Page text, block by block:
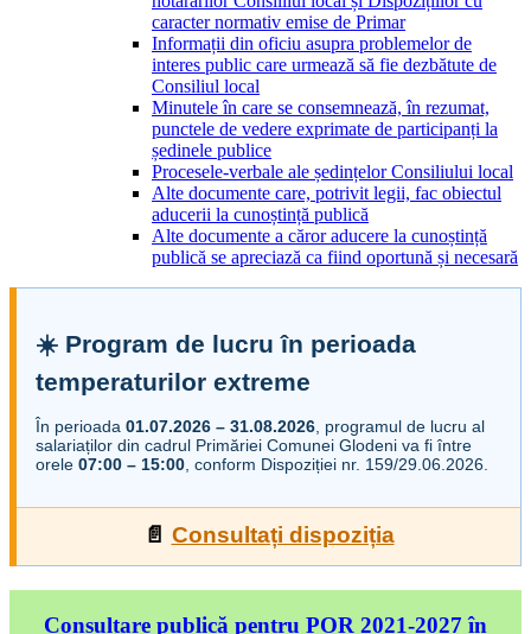
caracter normativ emise de Primar
Informații din oficiu asupra problemelor de
interes public care urmează să fie dezbătute de
Consiliul local
Minutele în care se consemnează, în rezumat,
punctele de vedere exprimate de participanți la
ședinele publice
Procesele-verbale ale ședințelor Consiliului local
Alte documente care, potrivit legii, fac obiectul
aducerii la cunoștință publică
Alte documente a căror aducere la cunoștință
publică se apreciază ca fiind oportună și necesară
☀️ Program de lucru în perioada
temperaturilor extreme
În perioada 01.07.2026 – 31.08.2026 , programul de lucru al
salariaților din cadrul Primăriei Comunei Glodeni va fi între
orele 07:00 – 15:00 , conform Dispoziției nr. 159/29.06.2026.
📄 Consultați dispoziția
Consultare publică pentru POR 2021-2027 în